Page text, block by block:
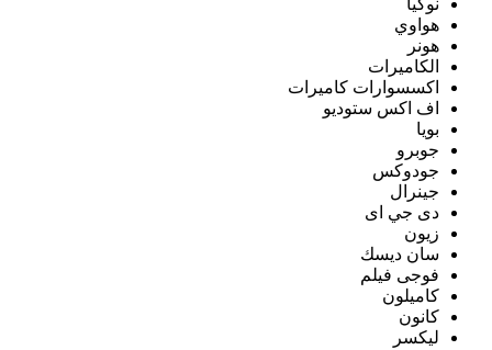
نوكيا
هواوي
هونر
الكاميرات
اكسسوارات كاميرات
اف اكس ستوديو
بويا
جوبرو
جودوكس
جينرال
دى جي اى
زيون
سان ديسك
فوجى فيلم
كاميلون
كانون
ليكسر